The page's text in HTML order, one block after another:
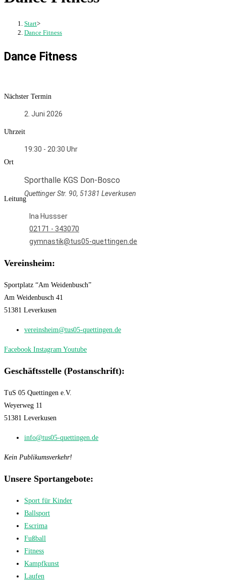
Start>
Dance Fitness
Dance Fitness
Nächster Termin
2. Juni 2026
Uhrzeit
19:30 - 20:30
Ort
Sporthalle KGS Don-Bosco
Quettinger Str. 90, 51381 Leverkusen
Leitung
Ina Hussser
02171 - 343070
gymnastik@tus05-quettingen.de
Vereinsheim:
Sportplatz “Am Weidenbusch”
Am Weidenbusch 41
51381 Leverkusen
vereinsheim@tus05-quettingen.de
Facebook Instagram Youtube
Geschäftsstelle (Postanschrift):
TuS 05 Quettingen e.V.
Weyerweg 11
51381 Leverkusen
info@tus05-quettingen.de
Kein Publikumsverkehr!
Unsere Sportangebote:
Sport für Kinder
Ballsport
Escrima
Fußball
Fitness
Kampfkunst
Laufen